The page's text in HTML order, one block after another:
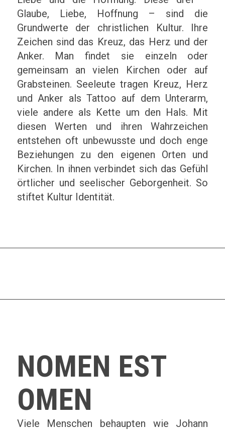
Glaube, Liebe, Hoffnung – sind die
Grundwerte der christlichen Kultur. Ihre
Zeichen sind das Kreuz, das Herz und der
Anker. Man findet sie einzeln oder
gemeinsam an vielen Kirchen oder auf
Grabsteinen. Seeleute tragen Kreuz, Herz
und Anker als Tattoo auf dem Unterarm,
viele andere als Kette um den Hals. Mit
diesen Werten und ihren Wahrzeichen
entstehen oft unbewusste und doch enge
Beziehungen zu den eigenen Orten und
Kirchen. In ihnen verbindet sich das Gefühl
örtlicher und seelischer Geborgenheit. So
stiftet Kultur Identität.
NOMEN EST
OMEN
Viele Menschen behaupten wie Johann